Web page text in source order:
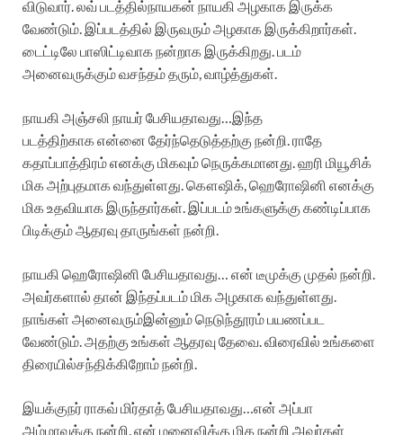
விடுவார் லவ் படத்தில்நாயகன் நாயகி அழகாக இருக்க
வேண்டும் இப்படத்தில் இருவரும்அழகாக இருக்கிறார்கள்
டைட்டிலே பாஸிட்டிவாகநன்றாக இருக்கிறது படம்
அனைவருக்கும்வசந்தம்தரும் வாழ்த்துகள்
நாயகி அஞ்சலி நாயர்பேசியதாவது
இந்த
படத்திற்காகஎன்னை தேர்ந்தெடுத்தற்கு நன்றி ராதே
கதாப்பாத்திரம்எனக்கு மிகவும்நெருக்கமானது ஹரி மியூசிக்
மிகஅற்புதமாகவந்துள்ளது கௌஷிக் ஹெரோஷினி எனக்கு
மிகஉதவியாக இருந்தார்கள் இப்படம்உங்களுக்கு கண்டிப்பாக
பிடிக்கும்ஆதரவு தாருங்கள் நன்றி
நாயகி ஹெரோஷினி பேசியதாவது என் டீமுக்கு முதல் நன்றி
அவர்களால் தான் இந்தப்படம்மிகஅழகாகவந்துள்ளது
நாங்கள் அனைவரும்இன்னும்நெடுந்தூரம்பயணப்பட
வேண்டும் அதற்கு உங்கள் ஆதரவு தேவை விரைவில் உங்களை
திரையில்சந்திக்கிறோம்நன்றி
இயக்குநர்ராகவ் மிர்தாத்பேசியதாவது என் அப்பா
அம்மாவுக்கு நன்றி என் மனைவிக்கு மிகநன்றி அவர்கள்